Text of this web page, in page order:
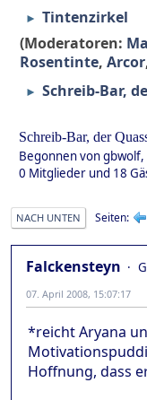
► Tintenzirkel
(Moderatoren:
Rosentinte, Arcor
► Schreib-Bar,
Schreib-Bar, der
Begonnen von
0 Mitglieder und 18
NACH UNTEN Seiten
Falckensteyn
07. April 2008, 15:07:17
*reicht Aryana
Hoffnung, dass